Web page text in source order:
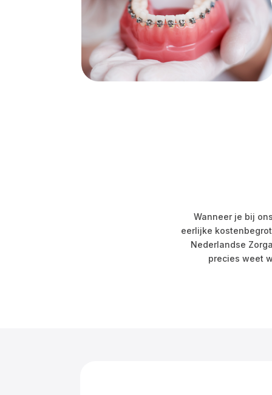
Wanneer je bij
eerlijke
Nederlandse
precies weet